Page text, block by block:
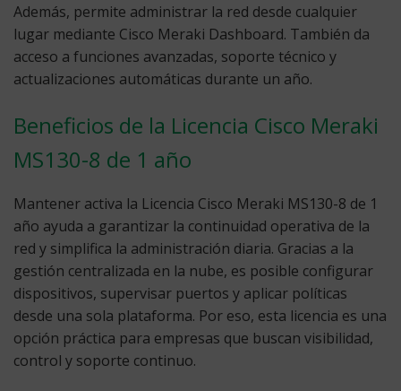
Además, permite administrar la red desde cualquier
lugar mediante Cisco Meraki Dashboard. También da
acceso a funciones avanzadas, soporte técnico y
actualizaciones automáticas durante un año.
Beneficios de la Licencia Cisco Meraki
MS130-8 de 1 año
Mantener activa la Licencia Cisco Meraki MS130-8 de 1
año ayuda a garantizar la continuidad operativa de la
red y simplifica la administración diaria. Gracias a la
gestión centralizada en la nube, es posible configurar
dispositivos, supervisar puertos y aplicar políticas
desde una sola plataforma. Por eso, esta licencia es una
opción práctica para empresas que buscan visibilidad,
control y soporte continuo.